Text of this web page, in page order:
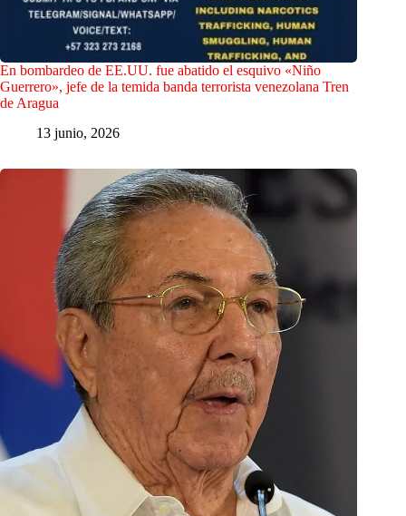
En bombardeo de EE.UU. fue abatido el esquivo «Niño
Guerrero», jefe de la temida banda terrorista venezolana Tren
de Aragua
13 junio, 2026